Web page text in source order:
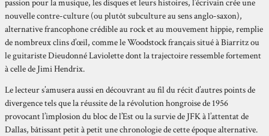
passion pour la musique, les disques et leurs histoires, l’écrivain crée une
nouvelle contre-culture (ou plutôt subculture au sens anglo-saxon),
alternative francophone crédible au rock et au mouvement hippie, remplie
de nombreux clins d’œil, comme le Woodstock français situé à Biarritz ou
le guitariste Dieudonné Laviolette dont la trajectoire ressemble fortement
à celle de Jimi Hendrix.
Le lecteur s’amusera aussi en découvrant au fil du récit d’autres points de
divergence tels que la réussite de la révolution hongroise de 1956
provocant l’implosion du bloc de l’Est ou la survie de JFK à l’attentat de
Dallas, bâtissant petit à petit une chronologie de cette époque alternative.